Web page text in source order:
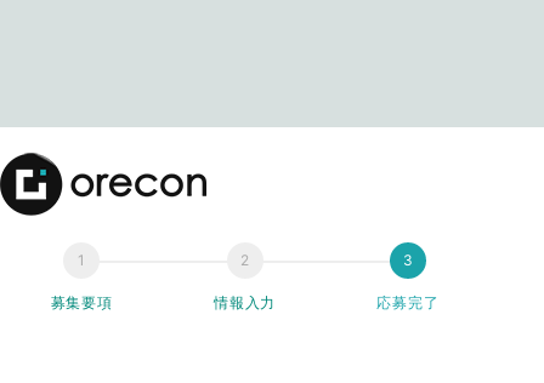
募集要項 情報入力 応募完了